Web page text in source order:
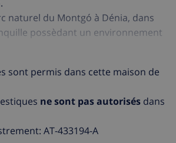
naturel du Montgó à Dénia, dans
possèdant un environnement
merveilleuse sur la montagne.
dans les collines du Montgó,
proposant quelques 20km de
plages de sable aux eaux claires
rocheuses. Vous y trouverez
petites boutiques de mode et une
sportives.
sont permis dans cette maison de
ne sont pas autorisés dans
AT-433194-A